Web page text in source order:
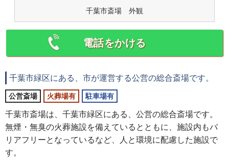
千葉市斎場 外観
電話をかける
千葉市緑区にある、市が運営する公営の総合斎場です。
公営斎場 火葬場有 駐車場有
千葉市斎場は、千葉市緑区にある、公営の総合斎場です。
無煙・無臭の火葬施設を備えているとともに、施設内もバ
リアフリーとなっているなど、人と環境に配慮した施設で
す。